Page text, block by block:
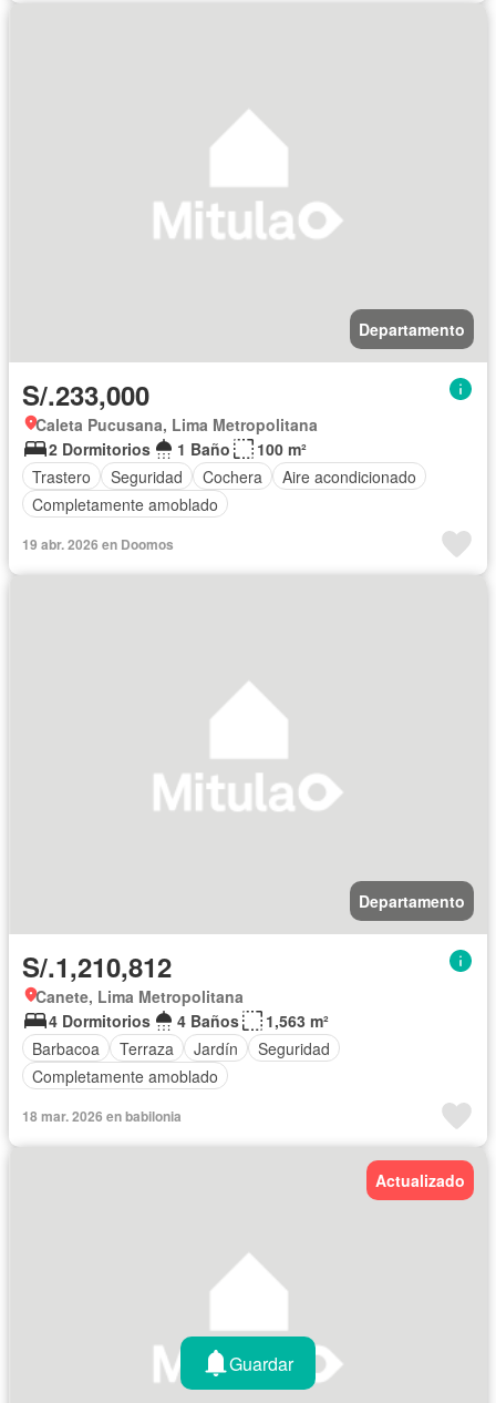
Departamento
S/.233,000
Caleta Pucusana, Lima Metropolitana
2 Dormitorios
1 Baño
100 m²
Trastero
Seguridad Cochera
Aire acondicionado
Completamente amoblado
19 abr. 2026 en Doomos
Departamento
S/.1,210,812
Canete, Lima Metropolitana
4 Dormitorios
4 Baños
1,563 m²
Barbacoa
Terraza Jardín
Seguridad
Completamente amoblado
18 mar. 2026 en babilonia
Actualizado
Guardar